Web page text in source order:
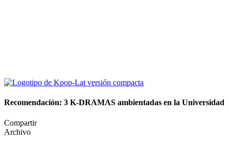
Recomendación: 3 K-DRAMAS ambientadas en la Universidad
Compartir
Archivo